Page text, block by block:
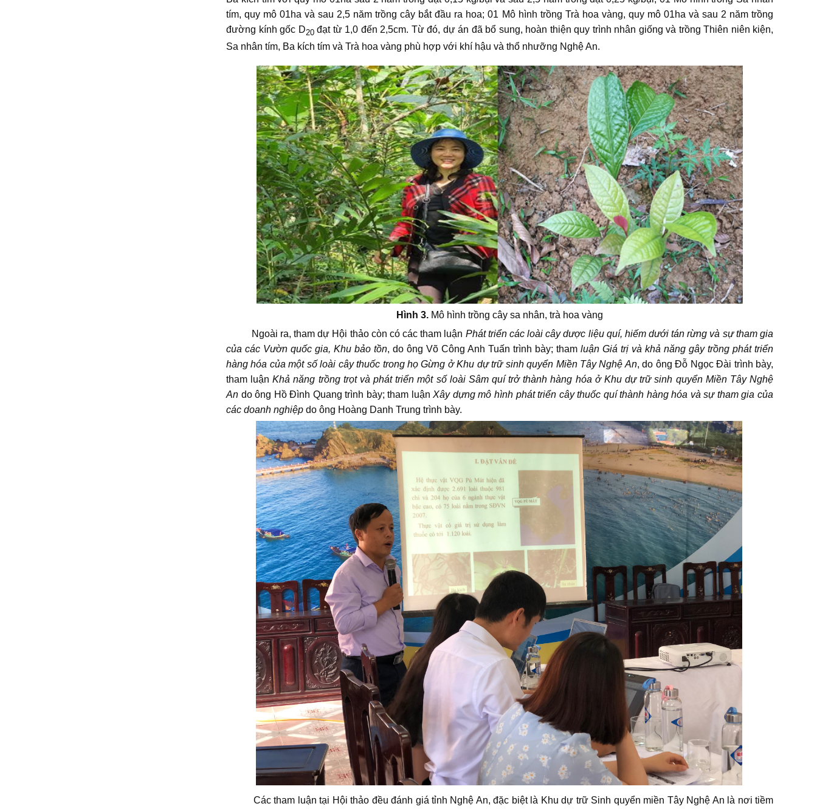
tím, quy mô 01ha và sau 2,5 năm trồng cây bắt đầu ra hoa; 01 Mô hình trồng Trà hoa vàng, quy mô 01ha và sau 2 năm trồng
đường kính gốc D20đạt từ 1,0 đến 2,5cm. Từ đó, dự án đã bổ sung, hoàn thiện quy trình nhân giống và trồng Thiên niên kiện,
Sa nhân tím, Ba kích tím và Trà hoa vàng phù hợp với khí hậu và thổ nhưỡng Nghệ An.
Hình 3. Mô hình trồng cây sa nhân, trà hoa vàng
Ngoài ra, tham dự Hội thảo còn có các tham luận Phát triển các loài cây dược liệu quí, hiếm dưới tán rừng và sự tham gia
của các Vườn quốc gia, Khu bảo tồn, do ông Võ Công Anh Tuấn trình bày; tham luận Giá trị và khả năng gây trồng phát triển
hàng hóa của một số loài cây thuốc trong họ Gừng ở Khu dự trữ sinh quyển Miền Tây Nghệ An, do ông Đỗ Ngọc Đài trình bày,
tham luậnKhả năng trồng trọt và phát triển một số loài Sâm quí trở thành hàng hóa ở Khu dự trữ sinh quyển Miền Tây Nghệ
An do ông Hồ Đình Quang trình bày; tham luậnXây dựng mô hình phát triển cây thuốc quí thành hàng hóa và sự tham gia của
các doanh nghiệp do ông Hoàng Danh Trung trình bày.
Các tham luận tại Hội thảo đều đánh giá tỉnh Nghệ An, đặc biệt là Khu dự trữ Sinh quyển miền Tây Nghệ An là nơi tiềm